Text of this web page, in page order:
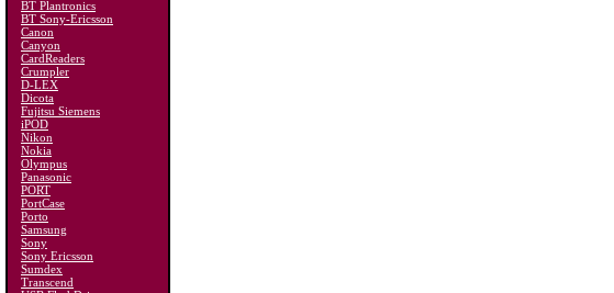
BT Plantronics
BT Sony-Ericsson
Canon
Canyon
CardReaders
Crumpler
D-LEX
Dicota
Fujitsu Siemens
iPOD
Nikon
Nokia
Olympus
Panasonic
PORT
PortCase
Porto
Samsung
Sony
Sony Ericsson
Sumdex
Transcend